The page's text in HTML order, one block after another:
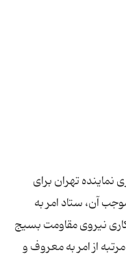
تهران برای
آن، ستاد امر به
نیروی مقاومت بسیج
از امر به معروف و